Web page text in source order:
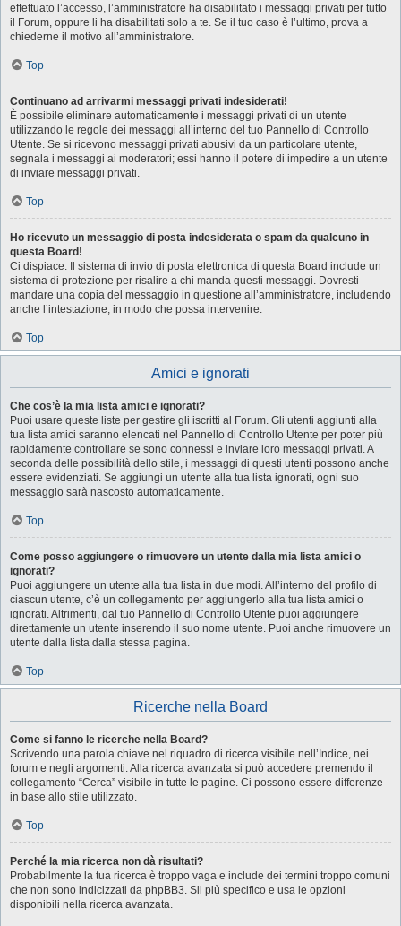
effettuato l’accesso, l’amministratore ha disabilitato i messaggi privati per tutto
il Forum, oppure li ha disabilitati solo a te. Se il tuo caso è l’ultimo, prova a
chiederne il motivo all’amministratore.
Top
Continuano ad arrivarmi messaggi privati indesiderati!
È possibile eliminare automaticamente i messaggi privati ​​di un utente
utilizzando le regole dei messaggi all’interno del tuo Pannello di Controllo
Utente. Se si ricevono messaggi privati ​​abusivi da un particolare utente,
segnala i messaggi ai moderatori; essi hanno il potere di impedire a un utente
di inviare messaggi privati​​.
Top
Ho ricevuto un messaggio di posta indesiderata o spam da qualcuno in
questa Board!
Ci dispiace. Il sistema di invio di posta elettronica di questa Board include un
sistema di protezione per risalire a chi manda questi messaggi. Dovresti
mandare una copia del messaggio in questione all’amministratore, includendo
anche l’intestazione, in modo che possa intervenire.
Top
Amici e ignorati
Che cos’è la mia lista amici e ignorati?
Puoi usare queste liste per gestire gli iscritti al Forum. Gli utenti aggiunti alla
tua lista amici saranno elencati nel Pannello di Controllo Utente per poter più
rapidamente controllare se sono connessi e inviare loro messaggi privati. A
seconda delle possibilità dello stile, i messaggi di questi utenti possono anche
essere evidenziati. Se aggiungi un utente alla tua lista ignorati, ogni suo
messaggio sarà nascosto automaticamente.
Top
Come posso aggiungere o rimuovere un utente dalla mia lista amici o
ignorati?
Puoi aggiungere un utente alla tua lista in due modi. All’interno del profilo di
ciascun utente, c’è un collegamento per aggiungerlo alla tua lista amici o
ignorati. Altrimenti, dal tuo Pannello di Controllo Utente puoi aggiungere
direttamente un utente inserendo il suo nome utente. Puoi anche rimuovere un
utente dalla lista dalla stessa pagina.
Top
Ricerche nella Board
Come si fanno le ricerche nella Board?
Scrivendo una parola chiave nel riquadro di ricerca visibile nell’Indice, nei
forum e negli argomenti. Alla ricerca avanzata si può accedere premendo il
collegamento “Cerca” visibile in tutte le pagine. Ci possono essere differenze
in base allo stile utilizzato.
Top
Perché la mia ricerca non dà risultati?
Probabilmente la tua ricerca è troppo vaga e include dei termini troppo comuni
che non sono indicizzati da phpBB3. Sii più specifico e usa le opzioni
disponibili nella ricerca avanzata.